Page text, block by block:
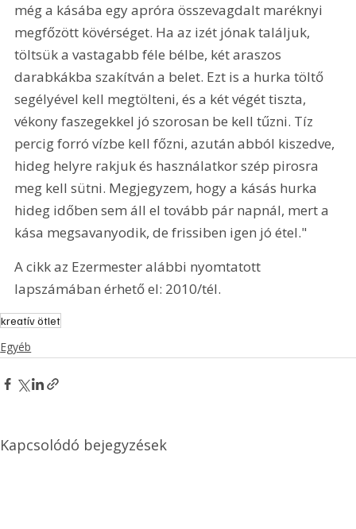
még a kásába egy apróra összevagdalt maréknyi
megfőzött kövérséget. Ha az izét jónak találjuk,
töltsük a vastagabb féle bélbe, két araszos
darabkákba szakítván a belet. Ezt is a hurka töltő
segélyével kell megtölteni, és a két végét tiszta,
vékony faszegekkel jó szorosan be kell tűzni. Tíz
percig forró vízbe kell főzni, azután abból kiszedve,
hideg helyre rakjuk és használatkor szép pirosra
meg kell sütni. Megjegyzem, hogy a kásás hurka
hideg időben sem áll el tovább pár napnál, mert a
kása megsavanyodik, de frissiben igen jó étel."
A cikk az Ezermester alábbi nyomtatott
lapszámában érhető el: 2010/tél.
kreatív ötlet
Egyéb
Kapcsolódó bejegyzések